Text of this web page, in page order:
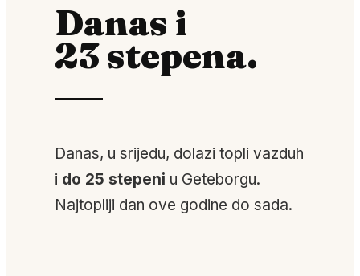
Danas i
23 stepena.
Danas, u srijedu, dolazi topli vazduh
i do 25 stepeni u Geteborgu.
Najtopliji dan ove godine do sada.